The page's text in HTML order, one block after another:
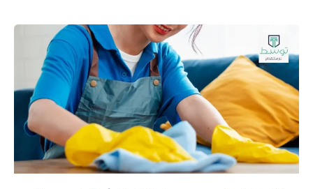
الاستقدام
لا
ينتهي
بوصول
الشغالة
أو
الخادمة…
بل
يبدأ